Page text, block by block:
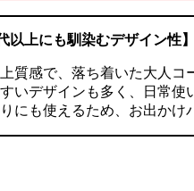
以上にも馴染むデザイン性】
質感で、落ち着いた大人コ
いデザインも多く、日常使
にも使えるため、お出かけ